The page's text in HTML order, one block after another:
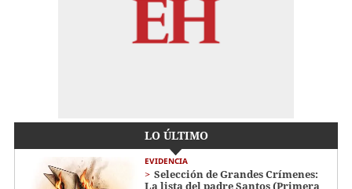
LO ÚLTIMO
EVIDENCIA
Selección de Grandes Crímenes:
La lista del padre Santos (Primera